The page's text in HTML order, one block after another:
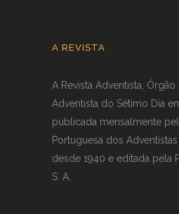
A REVISTA
A Revista Adventista, Órgão
Adventista do Sétimo Dia
publicada mensalmente
Portuguesa dos
desde 1940 e editada pela
S. A..